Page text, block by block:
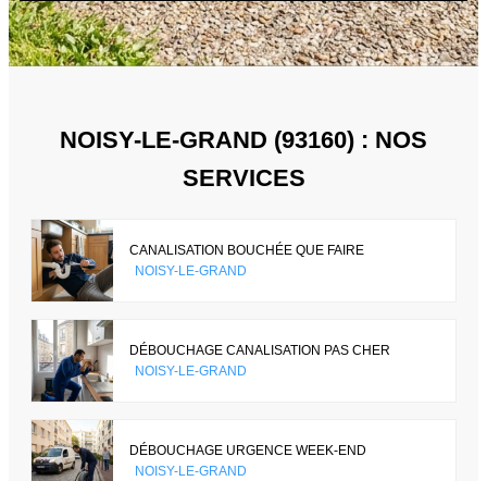
NOISY-LE-GRAND (93160) : NOS
SERVICES
CANALISATION BOUCHÉE QUE FAIRE
NOISY-LE-GRAND
DÉBOUCHAGE CANALISATION PAS CHER
NOISY-LE-GRAND
DÉBOUCHAGE URGENCE WEEK-END
NOISY-LE-GRAND